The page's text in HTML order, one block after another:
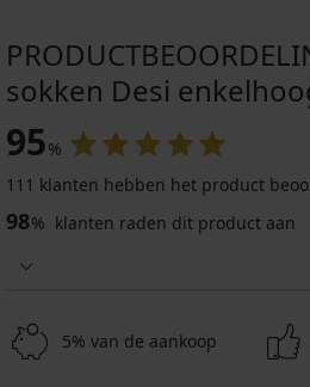
2+1 GRATIS
3PACK
herensokken
JONES
JACLouis...
2+1 GRATIS
3PACK
sokken
€
actie
sokken Desi
95%
111 klanten hebben het product
98% klanten raden dit product aan
5% van de aankoop